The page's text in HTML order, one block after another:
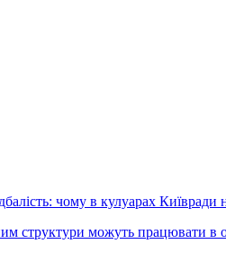
чому в кулуарах Київради
структури можуть працювати